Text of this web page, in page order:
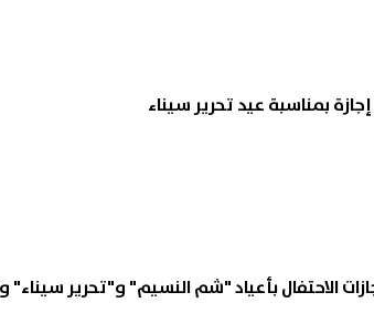
الاحتفال بأعياد "شم النسيم" و"تحرير سيناء"